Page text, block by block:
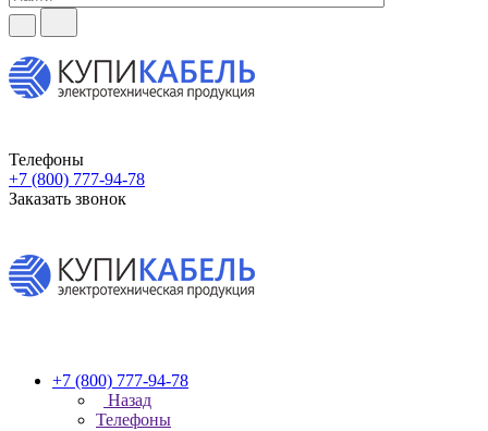
Телефоны
+7 (800) 777-94-78
Заказать звонок
+7 (800) 777-94-78
Назад
Телефоны